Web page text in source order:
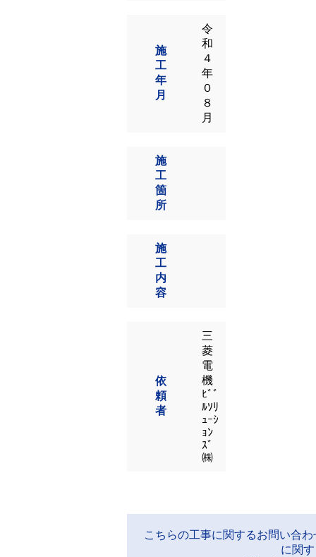
施
工
年
月
令
和
４
年
０
８
月
施
工
箇
所
施
工
内
容
依
頼
者
三
菱
電
機
ﾋﾞﾞ
ﾙｿﾘ
ｭｰｼ
ｮﾝ
ｽﾞ
㈱
こちらの工事に関するお問い合
に関